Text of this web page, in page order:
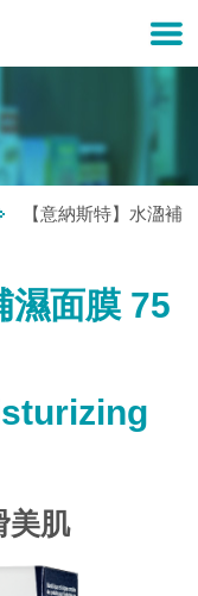
【意納斯特】水溋補
濕面膜 75
美肌